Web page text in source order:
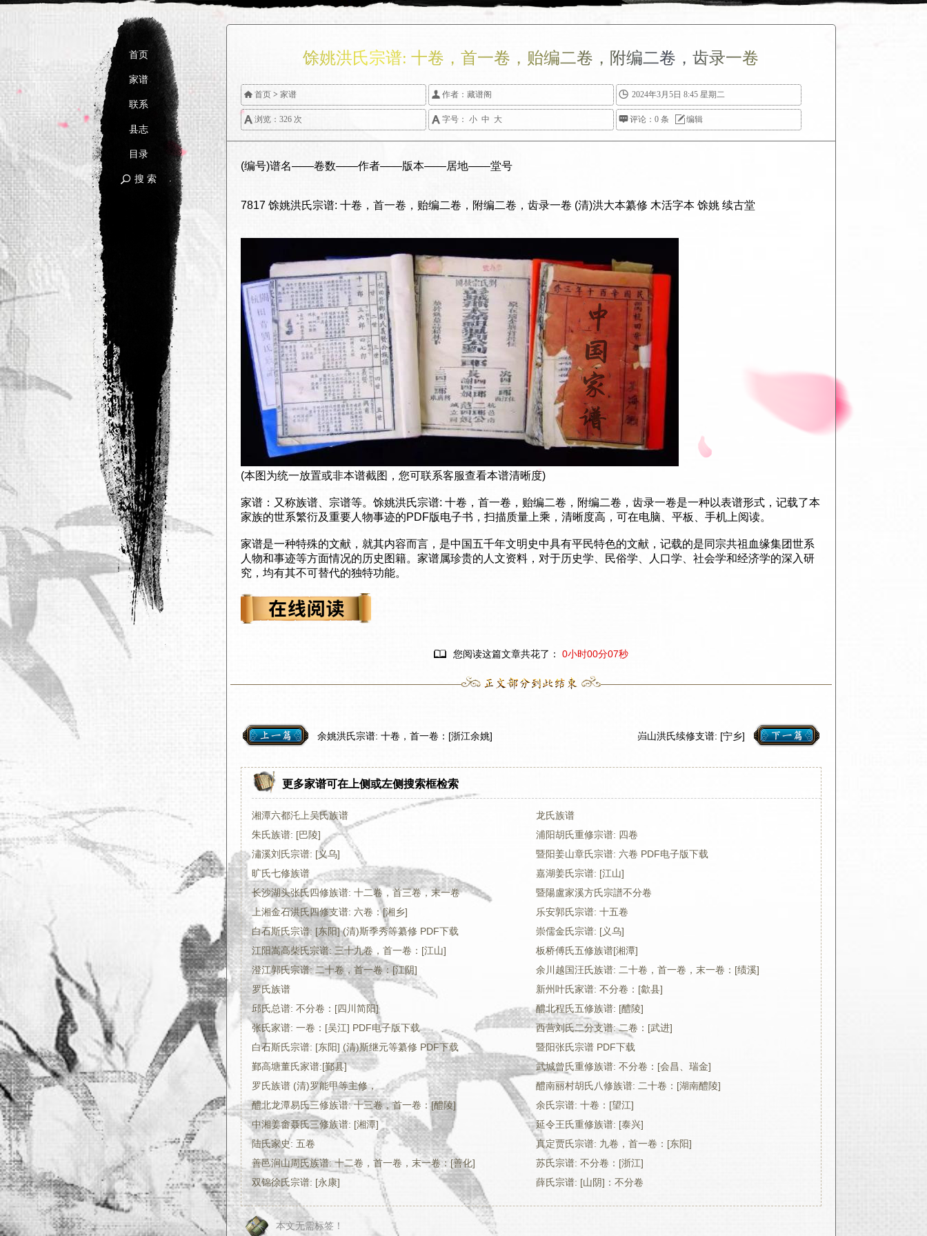
首页
家谱
联系
县志
目录
 搜 索
馀姚洪氏宗谱: 十卷，首一卷，贻编二卷，附编二卷，齿录一卷
 首页 > 家谱  作者： 藏谱阁  2024年3月5日 8:45 星期二
 浏览：326 次  字号： 小 中 大 评论：0 条 编辑
(编号)谱名——卷数——作者——版本——居地——堂号
7817 馀姚洪氏宗谱: 十卷，首一卷，贻编二卷，附编二卷，齿录一卷 (清)洪大本纂修 木活字本 馀姚 续古堂
(本图为统一放置或非本谱截图，您可联系客服查看本谱清晰度)
家谱：又称族谱、宗谱等。馀姚洪氏宗谱: 十卷，首一卷，贻编二卷，附编二卷，齿录一卷是一种以表谱形式，记载了本
家族的世系繁衍及重要人物事迹的PDF版电子书，扫描质量上乘，清晰度高，可在电脑、平板、手机上阅读。
家谱是一种特殊的文献，就其内容而言，是中国五千年文明史中具有平民特色的文献，记载的是同宗共祖血缘集团世系
人物和事迹等方面情况的历史图籍。家谱属珍贵的人文资料，对于历史学、民俗学、人口学、社会学和经济学的深入研
究，均有其不可替代的独特功能。
 您阅读这篇文章共花了： 0小时00分08秒
余姚洪氏宗谱: 十卷，首一卷：[浙江余姚] 岿山洪氏续修支谱: [宁乡]
更多家谱可在上侧或左侧搜索框检索
湘潭六都汑上吴氏族谱
龙氏族谱
朱氏族谱: [巴陵]
浦阳胡氏重修宗谱: 四卷
潚溪刘氏宗谱: [义乌]
暨阳姜山章氏宗谱: 六卷 PDF电子版下载
旷氏七修族谱
嘉湖姜氏宗谱: [江山]
长沙湖头张氏四修族谱: 十二卷，首三卷，末一卷
暨陽盧家溪方氏宗譜不分卷
上湘金石洪氏四修支谱: 六卷：[湘乡]
乐安郭氏宗谱: 十五卷
白石斯氏宗谱: [东阳] (清)斯季秀等纂修 PDF下载
崇儒金氏宗谱: [义乌]
江阳嵩高柴氏宗谱: 三十九卷，首一卷：[江山]
板桥傅氏五修族谱[湘潭]
澄江郭氏宗谱: 二十卷，首一卷：[江阴]
余川越国汪氏族谱: 二十卷，首一卷，末一卷：[绩溪]
罗氏族谱
新州叶氏家谱: 不分卷：[歙县]
邱氏总谱: 不分卷：[四川简阳]
醴北程氏五修族谱: [醴陵]
张氏家谱: 一卷：[吴江] PDF电子版下载
西营刘氏二分支谱: 二卷：[武进]
白石斯氏宗谱: [东阳] (清)斯继元等纂修 PDF下载
暨阳张氏宗谱 PDF下载
鄞高塘董氏家谱:[鄞县]
武城曾氏重修族谱: 不分卷：[会昌、瑞金]
罗氏族谱 (清)罗能甲等主修，
醴南丽村胡氏八修族谱: 二十卷：[湖南醴陵]
醴北龙潭易氏三修族谱: 十三卷，首一卷：[醴陵]
余氏宗谱: 十卷：[望江]
中湘姜畬聂氏三修族谱: [湘潭]
延令王氏重修族谱: [泰兴]
陆氏家史: 五卷
真定贾氏宗谱: 九卷，首一卷：[东阳]
善邑涧山周氏族谱: 十二卷，首一卷，末一卷：[善化]
苏氏宗谱: 不分卷：[浙江]
双锦徐氏宗谱: [永康]
薛氏宗谱: [山阴]：不分卷
本文无需标签！